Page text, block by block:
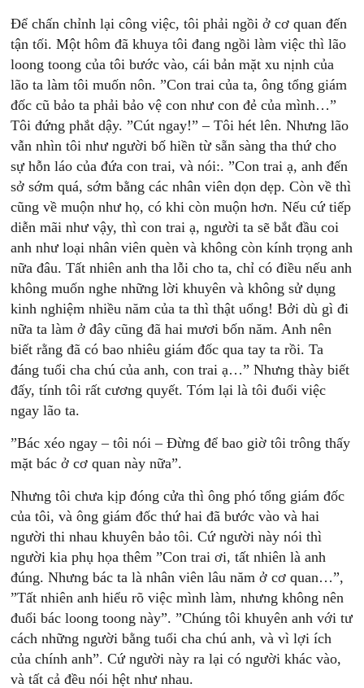
Để chấn chỉnh lại công việc, tôi phải ngồi ở cơ quan đến
tận tối. Một hôm đã khuya tôi đang ngồi làm việc thì lão
loong toong của tôi bước vào, cái bản mặt xu nịnh của
lão ta làm tôi muốn nôn. ”Con trai của ta, ông tổng giám
đốc cũ bảo ta phải bảo vệ con như con đẻ của mình…”
Tôi đứng phắt dậy. ”Cút ngay!” – Tôi hét lên. Nhưng lão
vẫn nhìn tôi như người bố hiền từ sẵn sàng tha thứ cho
sự hỗn láo của đứa con trai, và nói:. ”Con trai ạ, anh đến
sở sớm quá, sớm bằng các nhân viên dọn dẹp. Còn về thì
cũng về muộn như họ, có khi còn muộn hơn. Nếu cứ tiếp
diễn mãi như vậy, thì con trai ạ, người ta sẽ bắt đầu coi
anh như loại nhân viên quèn và không còn kính trọng anh
nữa đâu. Tất nhiên anh tha lỗi cho ta, chỉ có điều nếu anh
không muốn nghe những lời khuyên và không sử dụng
kinh nghiệm nhiều năm của ta thì thật uổng! Bởi dù gì đi
nữa ta làm ở đây cũng đã hai mươi bốn năm. Anh nên
biết rằng đã có bao nhiêu giám đốc qua tay ta rồi. Ta
đáng tuổi cha chú của anh, con trai ạ…” Nhưng thày biết
đấy, tính tôi rất cương quyết. Tóm lại là tôi đuổi việc
ngay lão ta.
”Bác xéo ngay – tôi nói – Đừng để bao giờ tôi trông thấy
mặt bác ở cơ quan này nữa”.
Nhưng tôi chưa kịp đóng cửa thì ông phó tổng giám đốc
của tôi, và ông giám đốc thứ hai đã bước vào và hai
người thi nhau khuyên bảo tôi. Cứ người này nói thì
người kia phụ họa thêm ”Con trai ơi, tất nhiên là anh
đúng. Nhưng bác ta là nhân viên lâu năm ở cơ quan…”,
”Tất nhiên anh hiểu rõ việc mình làm, nhưng không nên
đuổi bác loong toong này”. ”Chúng tôi khuyên anh với tư
cách những người bằng tuổi cha chú anh, và vì lợi ích
của chính anh”. Cứ người này ra lại có người khác vào,
và tất cả đều nói hệt như nhau.